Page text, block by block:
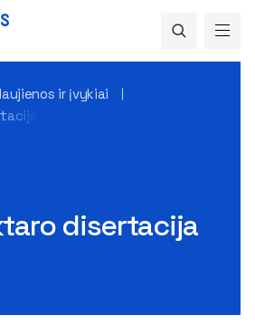
ir įvykiai
disertacija